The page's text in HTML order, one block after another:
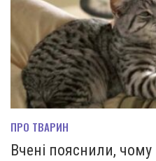
ПРО ТВАРИН
Вчені пояснили, чому